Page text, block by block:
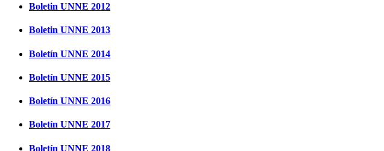
Boletin UNNE 2012
Boletin UNNE 2013
Boletín UNNE 2014
Boletín UNNE 2015
Boletín UNNE 2016
Boletín UNNE 2017
Boletín UNNE 2018